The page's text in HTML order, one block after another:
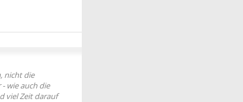
nicht die
wie auch die
viel Zeit darauf